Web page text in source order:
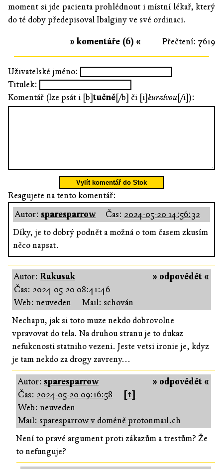
moment si jde pacienta prohlédnout i místní lékař, který
do té doby předepisoval Ibalginy ve své ordinaci.
Přečtení: 7619
» komentáře (6) «
Uživatelské jméno:
Titulek:
Komentář (lze psát i [b]tučně[/b] či [i]kurzívou[/i]):
Vylít komentář do Stok
Reagujete na tento komentář:
Autor: sparesparrow Čas: 2024-05-20 14:56:32
Díky, je to dobrý podnět a možná o tom časem zkusím
něco napsat.
» odpovědět «
Autor: Rakusak
Čas: 2024-05-20 08:41:46
Web: neuveden
Mail: schován
Nechapu, jak si toto muze nekdo dobrovolne
vpravovat do tela. Na druhou stranu je to dukaz
nefukcnosti statniho vezeni. Jeste vetsi ironie je, kdyz
je tam nekdo za drogy zavreny...
» odpovědět «
Autor:sparesparrow
Čas: 2024-05-20 09:16:58
[↑]
Web: neuveden
Mail: sparesparrow v doméně protonmail.ch
Není to pravé argument proti zákazům a trestům? Že
to nefunguje?